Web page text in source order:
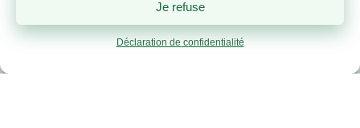
Je refuse
Déclaration de confidentialité